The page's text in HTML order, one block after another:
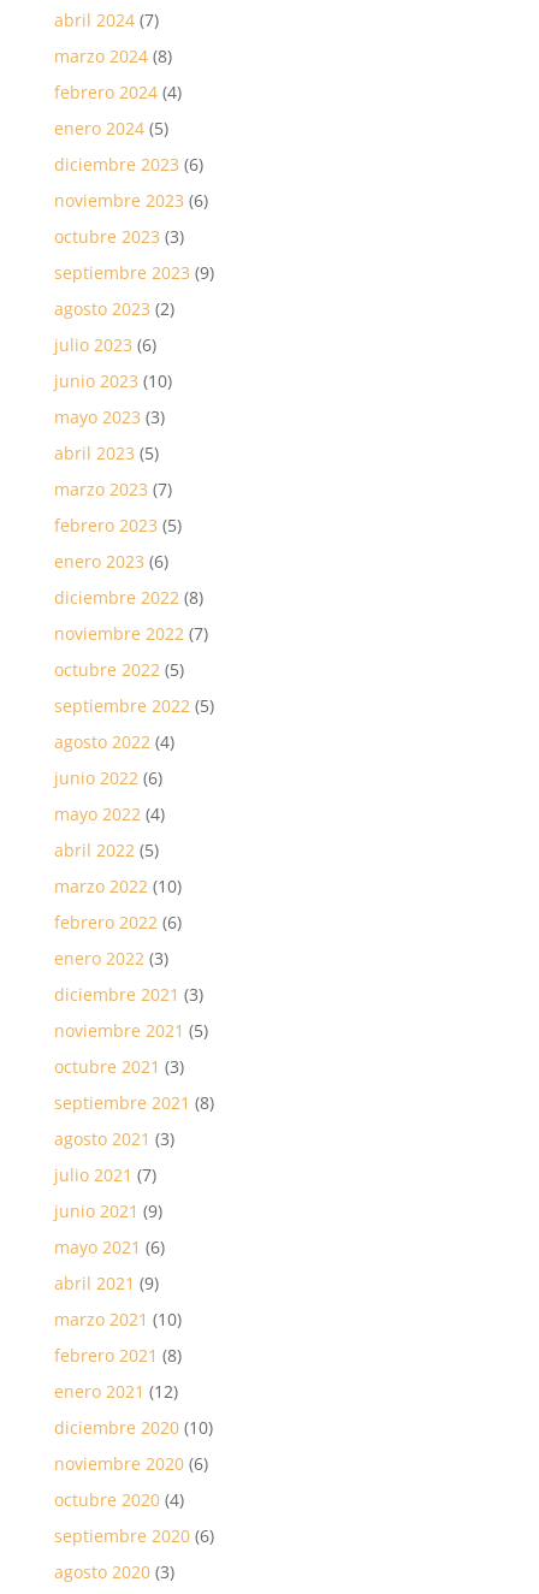
abril 2024(7)
marzo 2024(8)
febrero 2024(4)
enero 2024(5)
diciembre 2023 (6)
noviembre 2023 (6)
octubre 2023 (3)
septiembre 2023 (9)
agosto 2023 (2)
julio 2023 (6)
junio 2023 (10)
mayo 2023 (3)
abril 2023 (5)
marzo 2023 (7)
febrero 2023 (5)
enero 2023 (6)
diciembre 2022 (8)
noviembre 2022 (7)
octubre 2022 (5)
septiembre 2022 (5)
agosto 2022 (4)
junio 2022 (6)
mayo 2022 (4)
abril 2022 (5)
marzo 2022 (10)
febrero 2022 (6)
enero 2022 (3)
diciembre 2021 (3)
noviembre 2021 (5)
octubre 2021 (3)
septiembre 2021 (8)
agosto 2021 (3)
julio 2021 (7)
junio 2021 (9)
mayo 2021 (6)
abril 2021 (9)
marzo 2021 (10)
febrero 2021 (8)
enero 2021 (12)
diciembre 2020(10)
noviembre 2020(6)
octubre 2020(4)
septiembre 2020(6)
agosto 2020(3)